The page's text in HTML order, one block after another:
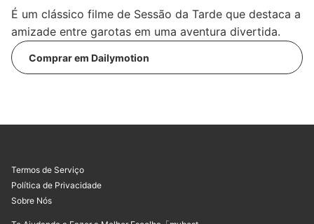
É um clássico filme de Sessão da Tarde que destaca a
amizade entre garotas em uma aventura divertida.
Comprar em Dailymotion
Termos de Serviço
Política de Privacidade
Sobre Nós